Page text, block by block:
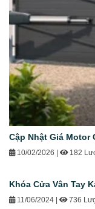
Cập Nhật Giá Motor
10/02/2026 182
Khóa Cửa Vân Tay
11/06/2024 736